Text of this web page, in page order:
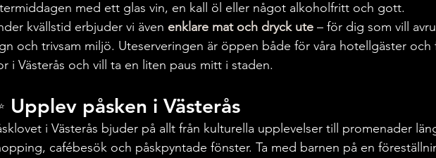
med ett glas vin, en kall öl eller något alkoholfritt och gott.
kvällstid erbjuder vi även enklare mat och dryck ute – för dig som vill
och trivsam miljö. Uteserveringen är öppen både för våra hotellgäster
i Västerås och vill ta en liten paus mitt i staden.
Upplev påsken i Västerås
i Västerås bjuder på allt från kulturella upplevelser till promenader
cafébesök och påskpyntade fönster. Ta med barnen på en